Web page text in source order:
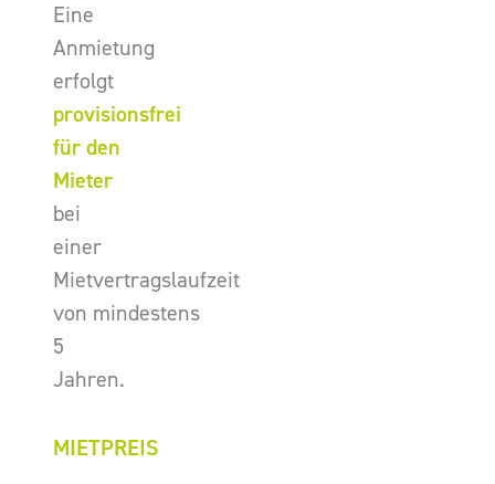
Eine
Anmietung
erfolgt
provisionsfrei
für den
Mieter
bei
einer
Mietvertragslaufzeit
von mindestens
5
Jahren.
MIETPREIS